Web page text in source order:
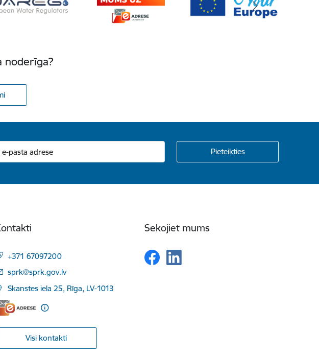
noderīga?
+371 67097200
E-pasts:
sprk@sprk.gov.lv
Skanstes iela 25, Rīga, LV-1013
Visi kontakti
Sekojiet mums